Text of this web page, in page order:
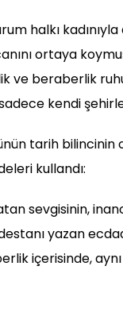
halkı
ortaya
ve beraberlik
kendi
tarih bilincinin
kullandı:
sevgisinin,
yazan
içerisinde,